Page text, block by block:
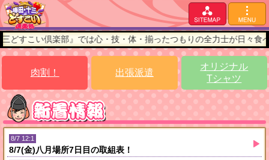
こい倶楽部』では心・技・体・揃ったつもりの全力士が日々食べ
肉割！ 出張派遣
オリジナル
Tシャツ
8/7 12:1
8/7(金)八月場所7日目の取組表！